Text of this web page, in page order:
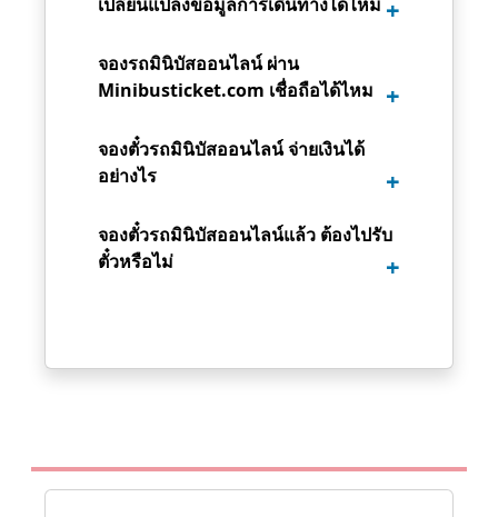
จองรถมินิบัสออนไลน์ ผ่าน
Minibusticket.com เชื่อถือได้ไหม
จองตั๋วรถมินิบัสออนไลน์ จ่ายเงินได้
อย่างไร
จองตั๋วรถมินิบัสออนไลน์แล้ว ต้องไปรับ
ตั๋วหรือไม่